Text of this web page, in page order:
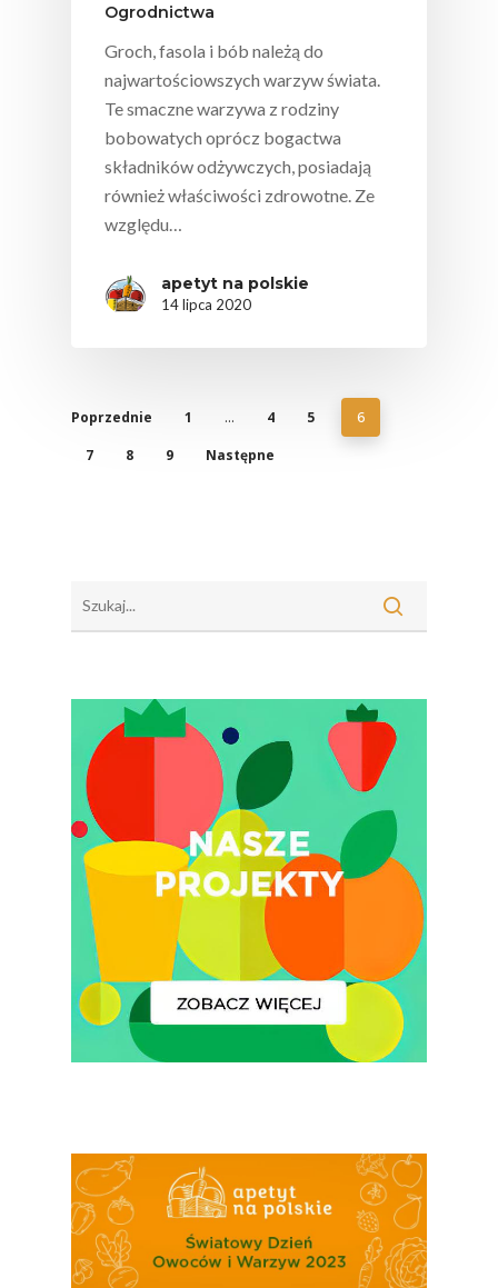
Ogrodnictwa
Groch, fasola i bób należą do
najwartościowszych warzyw świata.
Te smaczne warzywa z rodziny
bobowatych oprócz bogactwa
składników odżywczych, posiadają
również właściwości zdrowotne. Ze
względu…
apetyt na polskie
14 lipca 2020
Poprzednie 1 … 4 5 6
7 8 9 Następne